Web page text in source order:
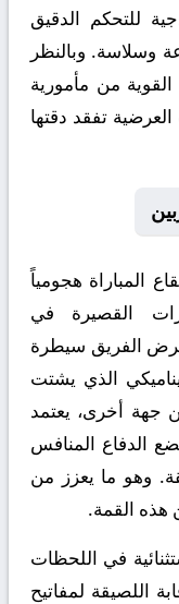
للتحكم الدقيق
وسلاسة. وبالنظر
من مأمورية
تفقد دقتها
المباراة هجومياً
القصيرة في
الفريق سيطرة
الذي يشتت
جهة أخرى، يعتمد
الدفاع المنافس
وهو ما يعزز من
القمة.
في اللحظات
اللصيقة لمفاتيح